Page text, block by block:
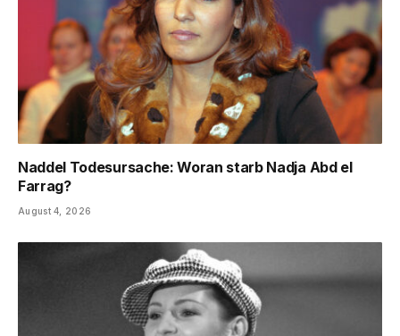
Naddel Todesursache: Woran starb Nadja Abd el
Farrag?
August 4, 2026